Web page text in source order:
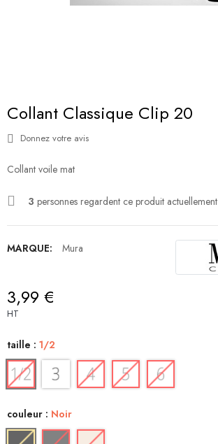
Collant Classique Clip 20
Donnez votre avis
Collant voile mat
3 personnes regardent ce produit actuellement
MARQUE: Mura
3,99 €
HT
taille : 1/2
couleur : Noir